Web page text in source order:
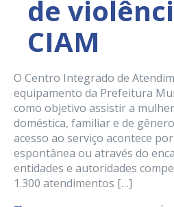
de
CIAM
O Centro Integrado de
equipamento da Prefeitura
como objetivo assistir a
doméstica, familiar e de
acesso ao serviço acontece
espontânea ou através do
entidades e autoridades
1.300 atendimentos […]